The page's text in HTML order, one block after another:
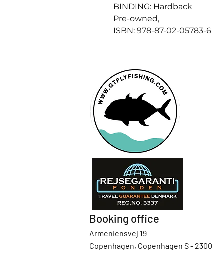
BINDING: Hardback
Pre-owned,
ISBN: 978-87-02-05783-6
Booking office
Armeniensvej 19
Copenhagen, Copenhagen S - 2300